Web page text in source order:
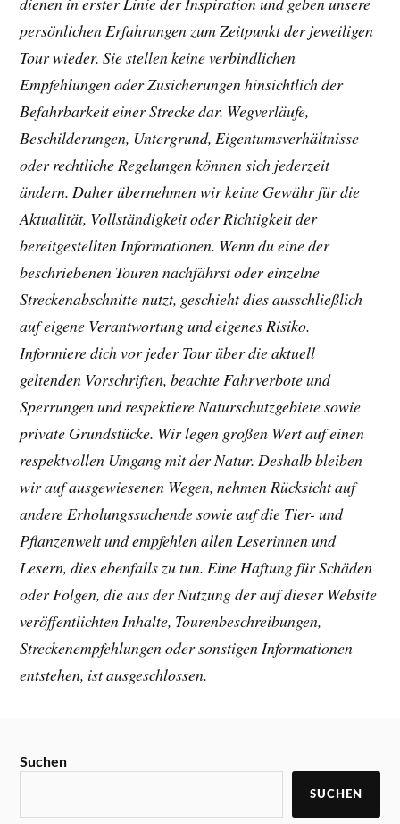
persönlichen Erfahrungen zum Zeitpunkt der jeweiligen
Tour wieder. Sie stellen keine verbindlichen
Empfehlungen oder Zusicherungen hinsichtlich der
Befahrbarkeit einer Strecke dar. Wegverläufe,
Beschilderungen, Untergrund, Eigentumsverhältnisse
oder rechtliche Regelungen können sich jederzeit
ändern. Daher übernehmen wir keine Gewähr für die
Aktualität, Vollständigkeit oder Richtigkeit der
bereitgestellten Informationen. Wenn du eine der
beschriebenen Touren nachfährst oder einzelne
Streckenabschnitte nutzt, geschieht dies ausschließlich
auf eigene Verantwortung und eigenes Risiko.
Informiere dich vor jeder Tour über die aktuell
geltenden Vorschriften, beachte Fahrverbote und
Sperrungen und respektiere Naturschutzgebiete sowie
private Grundstücke. Wir legen großen Wert auf einen
respektvollen Umgang mit der Natur. Deshalb bleiben
wir auf ausgewiesenen Wegen, nehmen Rücksicht auf
andere Erholungssuchende sowie auf die Tier- und
Pflanzenwelt und empfehlen allen Leserinnen und
Lesern, dies ebenfalls zu tun. Eine Haftung für Schäden
oder Folgen, die aus der Nutzung der auf dieser Website
veröffentlichten Inhalte, Tourenbeschreibungen,
Streckenempfehlungen oder sonstigen Informationen
entstehen, ist ausgeschlossen.
Suchen
SUCHEN